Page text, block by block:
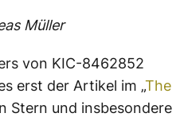
Müller
von KIC-8462852
erst der Artikel im „The
Stern und insbesondere